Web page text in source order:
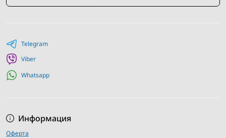
Доступные цены и выгодные акции для постоянных
Информация
Оферта
Telegram
Viber
Whatsapp